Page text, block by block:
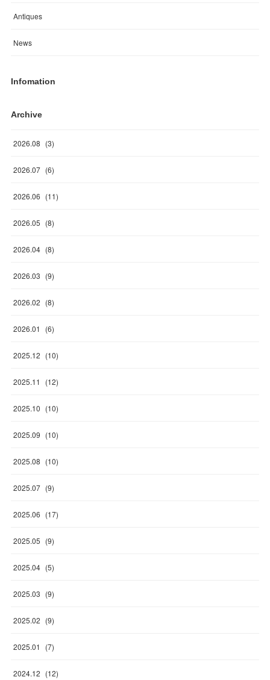
Antiques
News
Infomation
Archive
2026.08 (3)
2026.07 (6)
2026.06 (11)
2026.05 (8)
2026.04 (8)
2026.03 (9)
2026.02 (8)
2026.01 (6)
2025.12 (10)
2025.11 (12)
2025.10 (10)
2025.09 (10)
2025.08 (10)
2025.07 (9)
2025.06 (17)
2025.05 (9)
2025.04 (5)
2025.03 (9)
2025.02 (9)
2025.01 (7)
2024.12 (12)